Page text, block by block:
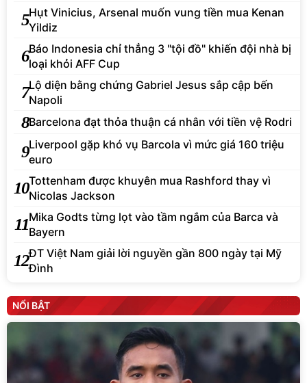
5Hụt Vinicius, Arsenal muốn vung tiền mua Kenan
Yildiz
6Báo Indonesia chỉ thẳng 3 "tội đồ" khiến đội nhà bị
loại khỏi AFF Cup
7Lộ diện bằng chứng Gabriel Jesus sắp cập bến
Napoli
8Barcelona đạt thỏa thuận cá nhân với tiền vệ Rodri
9Liverpool gặp khó vụ Barcola vì mức giá 160 triệu
euro
10Tottenham được khuyên mua Rashford thay vì
Nicolas Jackson
11Mika Godts từng lọt vào tầm ngắm của Barca và
Bayern
12ĐT Việt Nam giải lời nguyền gần 800 ngày tại Mỹ
Đình
NỔI BẬT